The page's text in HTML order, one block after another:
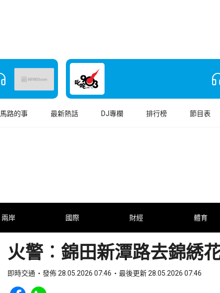
馬路的事 最新熱話 DJ專欄 排行榜 節目表
兩岸 國際 財經 體育
火警︰錦田新潭路去錦綉
即時交通 發佈 28.05.2026 07:46 最後更新 28.05.2026 07:46
Share to Facebook
Share to WhatsApp